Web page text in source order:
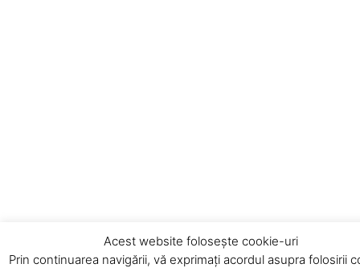
Acest website folosește cookie-uri
Prin continuarea navigării, vă exprimați acordul asupra folosirii